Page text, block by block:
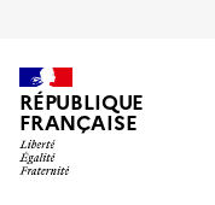
RÉPUBLIQUE
FRANÇAISE